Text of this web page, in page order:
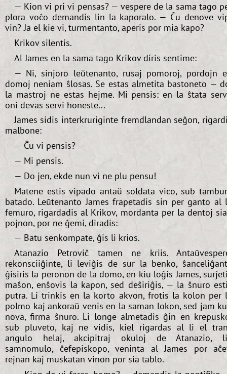
— Kion vi pri vi pensas? — vespere de la sama tago
plora voĉo demandis lin la kaporalo. — Ĉu denove
vin? Ja el kie vi, turmentanto, aperis por mia kapo?
Krikov silentis.
Al James en la sama tago Krikov diris sentime:
— Ni, sinjoro leŭtenanto, rusaj pomoroj, pordojn
domoj neniam ŝlosas. Se estas almetita bastoneto —
la mastroj ne estas hejme. Mi pensis: en la ŝtata
oni devas servi honeste...
James sidis interkruriginte fremdlandan seĝon,
malbone:
— Ĉu vi pensis?
— Mi pensis.
— Do jen, ekde nun vi ne plu pensu!
Matene estis vipado antaŭ soldata vico, sub
batado. Leŭtenanto James frapetadis sin per ganto al
femuro, rigardadis al Krikov, mordanta per la dentoj
pojnon, por ne ĝemi, diradis:
— Batu senkompate, ĝis li krios.
Atanazio Petroviĉ tamen ne kriis.
rekonsciiĝinte, li leviĝis de sur la benko,
ĝisiris la peronon de la domo, en kiu loĝis James,
maŝon, enŝovis la kapon, sed deŝiriĝis, — la ŝnuro
putra. Li trinkis en la korto akvon, frotis la kolon per
polmo kaj ankoraŭ venis en la saman lokon, sed jam
nova, firma ŝnuro. Li longe almetadis ĝin en
sub pluveto, kaj ne vidis, kiel rigardas al li el
angulo helaj, akcipitraj okuloj de Atanazio,
samnomulo, ĉefepiskopo, veninta al James por
rejnan kaj muskatan vinon por sia tablo.